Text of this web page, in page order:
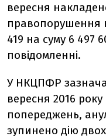
вересня
правопорушення
419 на суму 6 497
повідомленні.
У НКЦПФР
вересня 2016
попереджень,
зупинено дію двох